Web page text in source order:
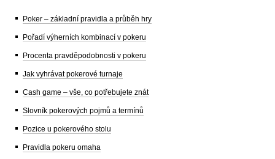
Poker – základní pravidla a průběh hry
Pořadí výherních kombinací v pokeru
Procenta pravděpodobnosti v pokeru
Jak vyhrávat pokerové turnaje
Cash game – vše, co potřebujete znát
Slovník pokerových pojmů a termínů
Pozice u pokerového stolu
Pravidla pokeru omaha